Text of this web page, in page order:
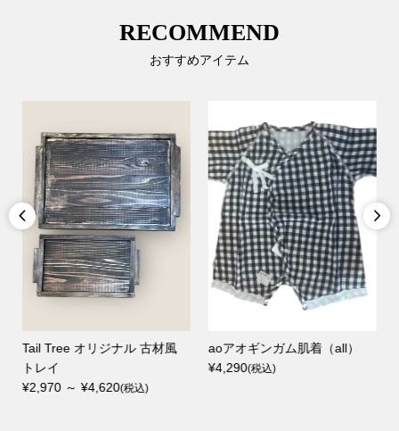
RECOMMEND
おすすめアイテム

Tail Tree オリジナル 古材風
トレイ
¥2,970 ～ ¥4,620(税込)
aoアオギンガム肌着（all）
¥4,290(税込)
